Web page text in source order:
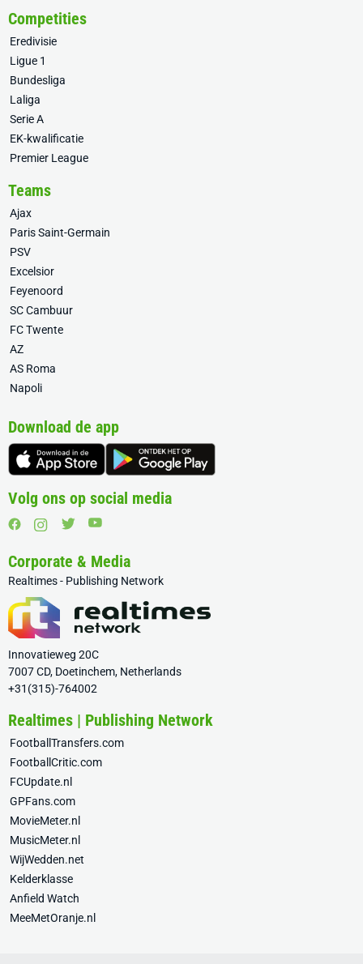
Competities
Eredivisie
Ligue 1
Bundesliga
Laliga
Serie A
EK-kwalificatie
Premier League
Teams
Ajax
Paris Saint-Germain
PSV
Excelsior
Feyenoord
SC Cambuur
FC Twente
AZ
AS Roma
Napoli
Download de app
Volg ons op social media
Corporate & Media
Realtimes - Publishing Network
Innovatieweg 20C
7007 CD, Doetinchem, Netherlands
+31(315)-764002
Realtimes | Publishing Network
FootballTransfers.com
FootballCritic.com
FCUpdate.nl
GPFans.com
MovieMeter.nl
MusicMeter.nl
WijWedden.net
Kelderklasse
Anfield Watch
MeeMetOranje.nl